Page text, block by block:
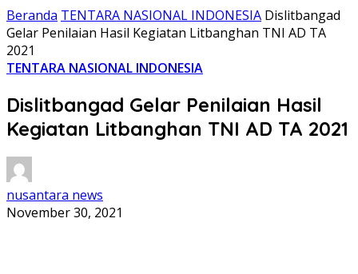
Beranda TENTARA NASIONAL INDONESIA Dislitbangad
Gelar Penilaian Hasil Kegiatan Litbanghan TNI AD TA
2021
TENTARA NASIONAL INDONESIA
Dislitbangad Gelar Penilaian Hasil
Kegiatan Litbanghan TNI AD TA 2021
nusantara news
November 30, 2021